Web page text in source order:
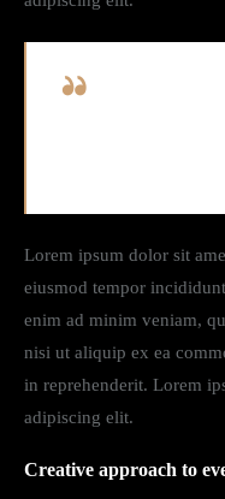
Lorem ipsum dolor sit
eiusmod tempor
enim ad minim veniam,
nisi ut aliquip ex ea
in reprehenderit. Lorem
adipiscing elit.
Creative approach to